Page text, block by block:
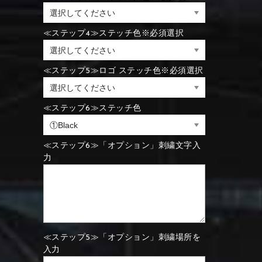
⑮Wine red ⑯Carbon
⑪Black
⑮Wine red ⑯Carbon
⑪Black ⑫Ivory
⑪Blue ⑫Aqua blue
⑮Rose pink ⑯White
⑪Blue ⑫Aqua blue
⑮Rose pink ⑯White
≪ステップ4≫ステッチ色※必須選択
≪ステップ5≫ロゴ ステッチ色※必須選択
≪ステップ6≫ステッチ色
≪ステップ6≫「オプション」刺繍文字入
力
≪ステップ5≫「オプション」刺繍場所を
入力